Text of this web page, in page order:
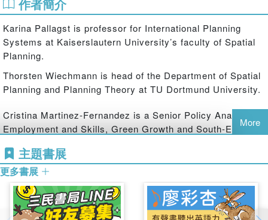
quality of life or a safer environment. This volume places
shrinking cities in a global perspective, setting the context
for in-depth case studies of cities within Mexico, Brazil,
Indonesia, Germany, France, Great Britain, South Korea,
Australia, and the USA, which consider specific economic,
social, environmental, cultural and land-use issues.
作者簡介
Karina Pallagst is professor for International Planning
Systems at Kaiserslautern University’s faculty of Spatial
Planning.
Thorsten Wiechmann is head of the Department of Spatial
Planning and Planning Theory at TU Dortmund University.
Cristina Martinez-Fernandez is a Senior Policy Analyst on
Employment and Skills, Green Growth and South-East
Development (OECD), Local Economic and Employment
Development (LEED) programme.
More
主題書展
更多書展